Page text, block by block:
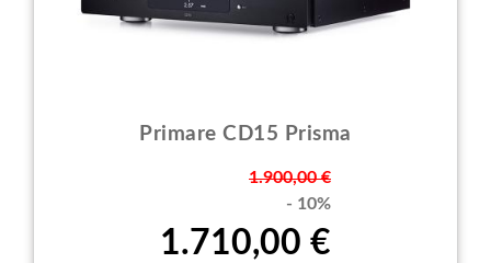
Primare CD15 Prisma
1.900,00 €
- 10%
1.710,00 €